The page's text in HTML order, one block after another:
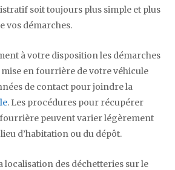
soit toujours plus simple et plus
vos démarches.
à votre disposition les démarches
mise en fourrière de votre véhicule
de contact pour joindre la
. Les procédures pour récupérer
peuvent varier légèrement
d’habitation ou du dépôt.
localisation des déchetteries sur le